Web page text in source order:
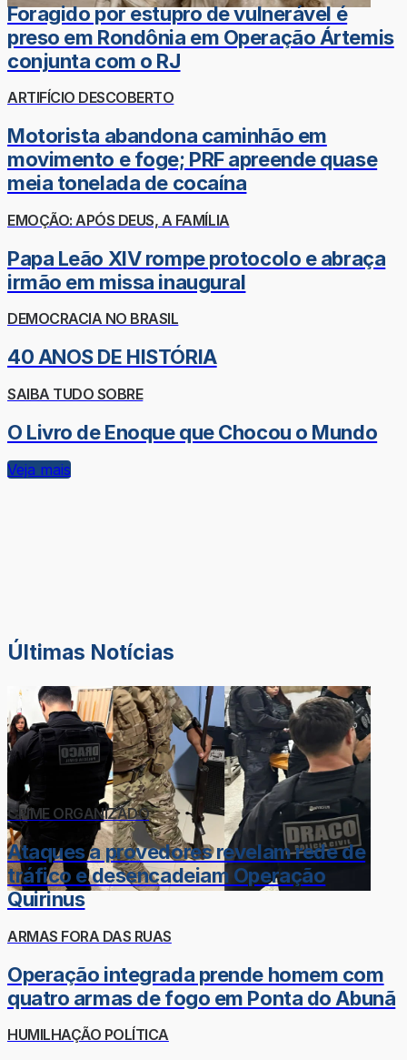
Foragido por estupro de vulnerável é
preso em Rondônia em Operação Ártemis
conjunta com o RJ
ARTIFÍCIO DESCOBERTO
Motorista abandona caminhão em
movimento e foge; PRF apreende quase
meia tonelada de cocaína
EMOÇÃO: APÓS DEUS, A FAMÍLIA
Papa Leão XIV rompe protocolo e abraça
irmão em missa inaugural
DEMOCRACIA NO BRASIL
40 ANOS DE HISTÓRIA
SAIBA TUDO SOBRE
O Livro de Enoque que Chocou o Mundo
Veja mais
Últimas Notícias
CRIME ORGANIZADO
Ataques a provedores revelam rede de
tráfico e desencadeiam Operação
Quirinus
ARMAS FORA DAS RUAS
Operação integrada prende homem com
quatro armas de fogo em Ponta do Abunã
HUMILHAÇÃO POLÍTICA